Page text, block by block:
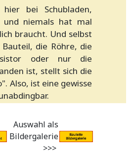
bei Schubladen,
und niemals hat mal
braucht. Und selbst
die Röhre, die
oder nur die
ist, stellt sich die
Also, ist eine gewisse
Auswahl als
Bildergalerie
>>>